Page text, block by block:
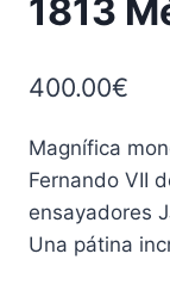
1813
400.00€
Magnífica
Fernando VII
ensayadores
Una pátina